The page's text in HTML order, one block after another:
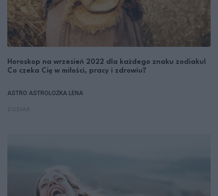
Horoskop na wrzesień 2022 dla każdego znaku zodiaku!
Co czeka Cię w miłości, pracy i zdrowiu?
ASTRO ASTROLOŻKA LENA